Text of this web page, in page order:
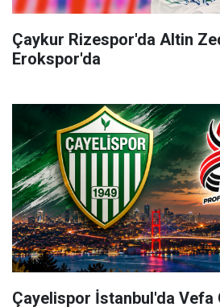
Çaykur Rizespor'da Altin
Erokspor'da
Çayelispor İstanbul'da Vefa